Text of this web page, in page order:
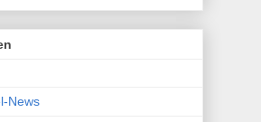
News